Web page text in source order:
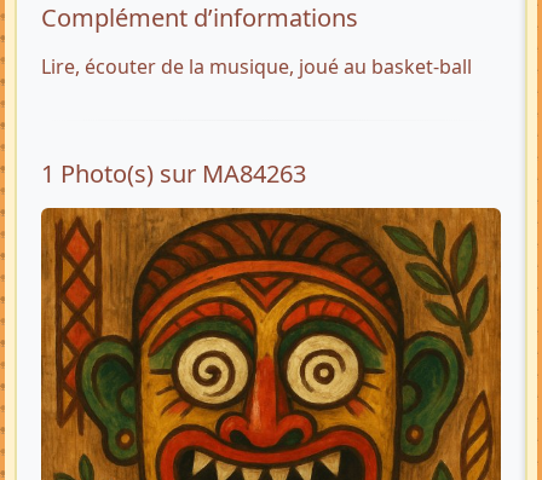
Complément d’informations
Lire, écouter de la musique, joué au basket-ball
1 Photo(s) sur MA84263